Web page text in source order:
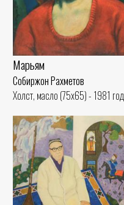
Марьям
Собиржон Рахметов
Холст, масло (75x65) - 1981 год